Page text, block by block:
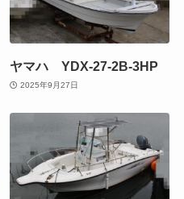
ヤマハ YDX-27-2B-3HP
2025年9月27日